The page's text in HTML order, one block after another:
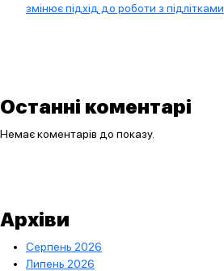
змінює підхід до роботи з підлітками
Останні коментарі
Немає коментарів до показу.
Архіви
Серпень 2026
Липень 2026